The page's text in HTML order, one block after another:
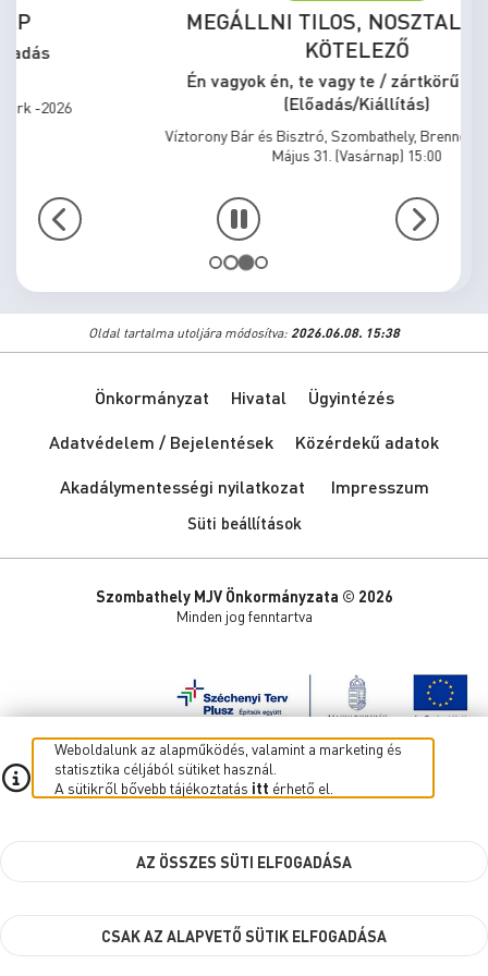
MEGÁLLNI TILOS, NOSZTALGIÁZNI
Én vagyok én, te vagy te / zártkörű előadás
(Előadás/Kiállítás)
Víztorony Bár és Bisztró, Szombathely, Brenner Park -2026
Május 31. (Vasárnap) 15:00
Oldal tartalma utoljára módosítva: 2026.06.08. 15:38
Önkormányzat Hivatal
Ügyintézés
Adatvédelem / Bejelentések
Közérdekű adatok
Akadálymentességi nyilatkozat
Impresszum
Süti beállítások
Szombathely MJV Önkormányzata © 2026
Minden jog fenntartva
Weboldalunk az alapműködés, valamint a marketing és
statisztika céljából sütiket használ.
A sütikről bővebb tájékoztatás itt érhető el.
AZ ÖSSZES SÜTI ELFOGADÁSA
CSAK AZ ALAPVETŐ SÜTIK ELFOGADÁSA